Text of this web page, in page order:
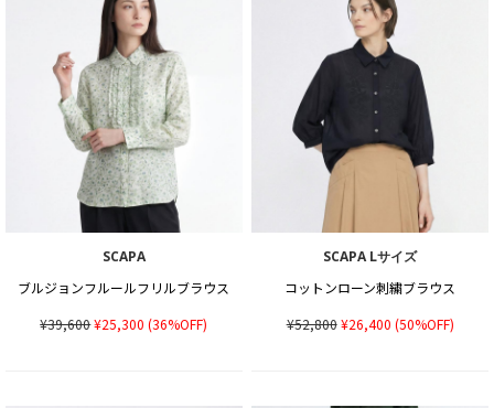
SCAPA
ブルジョンフルールフリルブラウス
¥39,600¥25,300 (36%OFF)
SCAPA Lサイズ
コットンローン刺繍ブラウス
¥52,800¥26,400 (50%OFF)